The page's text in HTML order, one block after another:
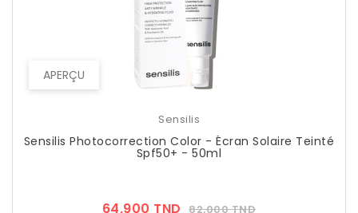
APERÇU
Sensilis
Sensilis Photocorrection Color - Écran Solaire Teinté
Spf50+ - 50ml
64,900 TND Prix
82,000 TNDPrix